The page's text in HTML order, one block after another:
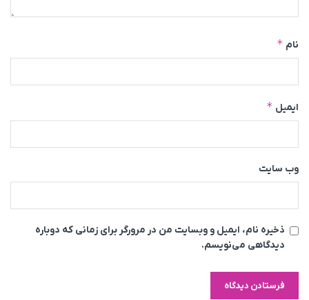
نام *
ایمیل *
وب‌ سایت
ذخیره نام، ایمیل و وبسایت من در مرورگر برای زمانی که دوباره
دیدگاهی می‌نویسم.